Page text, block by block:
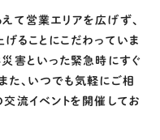
て営業エリアを広げず、
ることにこだわっていま
災害といった緊急時にすぐ
た、いつでも気軽にご相
流イベントを開催してお